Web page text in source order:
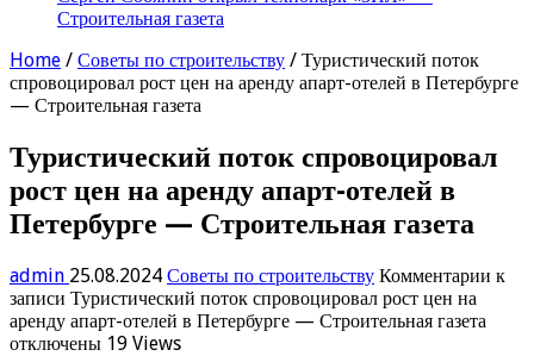
Строительная газета
Home / Советы по строительству / Туристический поток
спровоцировал рост цен на аренду апарт-отелей в Петербурге
— Строительная газета
Туристический поток спровоцировал
рост цен на аренду апарт-отелей в
Петербурге — Строительная газета
admin 25.08.2024 Советы по строительству Комментарии к
записи Туристический поток спровоцировал рост цен на
аренду апарт-отелей в Петербурге — Строительная газета
отключены 19 Views